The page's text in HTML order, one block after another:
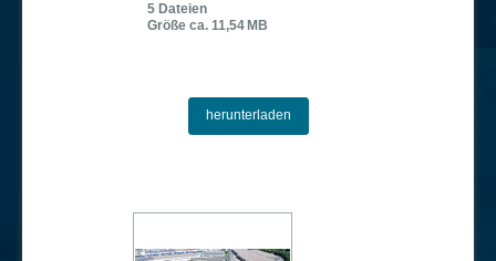
5 Dateien
Größe ca. 11,54 MB
herunterladen